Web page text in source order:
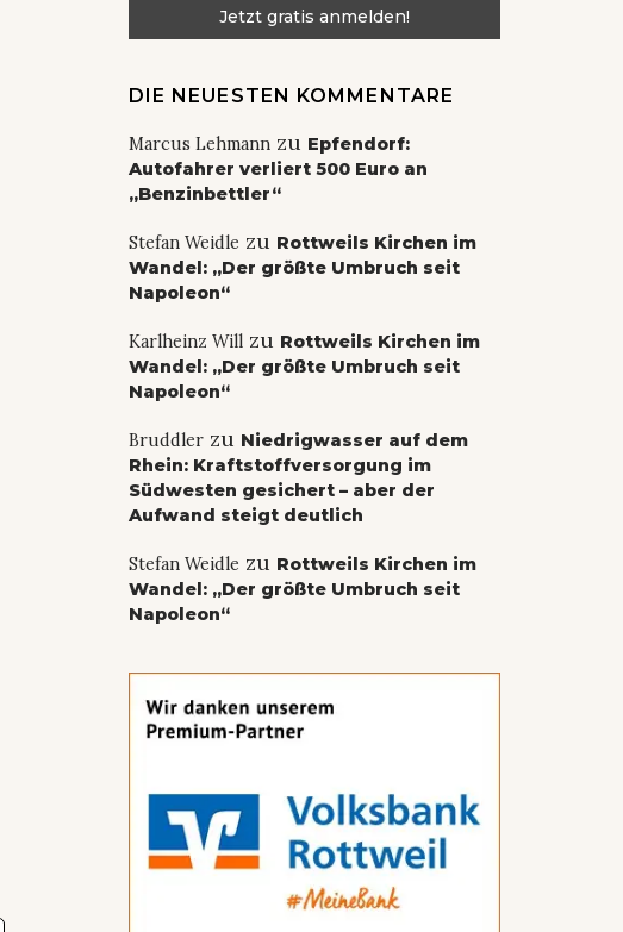
DIE NEUESTEN KOMMENTARE
Marcus Lehmannzu Epfendorf:
Autofahrer verliert 500 Euro an
„Benzinbettler“
Stefan Weidle zu Rottweils Kirchen im
Wandel: „Der größte Umbruch seit
Napoleon“
Karlheinz Willzu Rottweils Kirchen im
Wandel: „Der größte Umbruch seit
Napoleon“
Bruddlerzu Niedrigwasser auf dem
Rhein: Kraftstoffversorgung im
Südwesten gesichert – aber der
Aufwand steigt deutlich
Stefan Weidle zu Rottweils Kirchen im
Wandel: „Der größte Umbruch seit
Napoleon“